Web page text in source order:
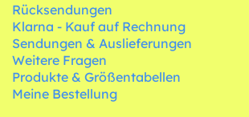
Rücksendungen
Klarna - Kauf auf Rechnung
Sendungen & Auslieferungen
Weitere Fragen
Produkte & Größentabellen
Meine Bestellung